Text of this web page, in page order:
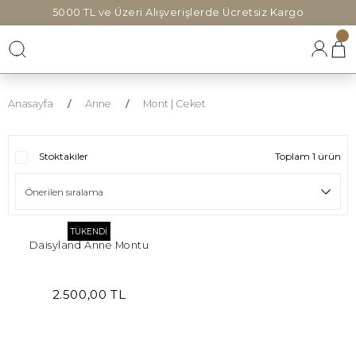
5000 TL ve Üzeri Alışverişlerde Ücretsiz Kargo
Anasayfa Anne Mont | Ceket
Stoktakiler Toplam 1 ürün
TÜKENDİ
Daisyland Anne Montu
2.500,00 TL